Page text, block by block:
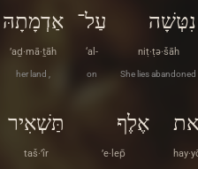
נִטְּשָׁה
niṭ·ṭə·šāh
She lies abandoned
עַל־
‘al-
on
אַדְמָתָהּ
’aḏ·mā·ṯāh
her land ,
אֶלֶף
’e·lep̄
תַּשְׁאִיר
taš·’îr